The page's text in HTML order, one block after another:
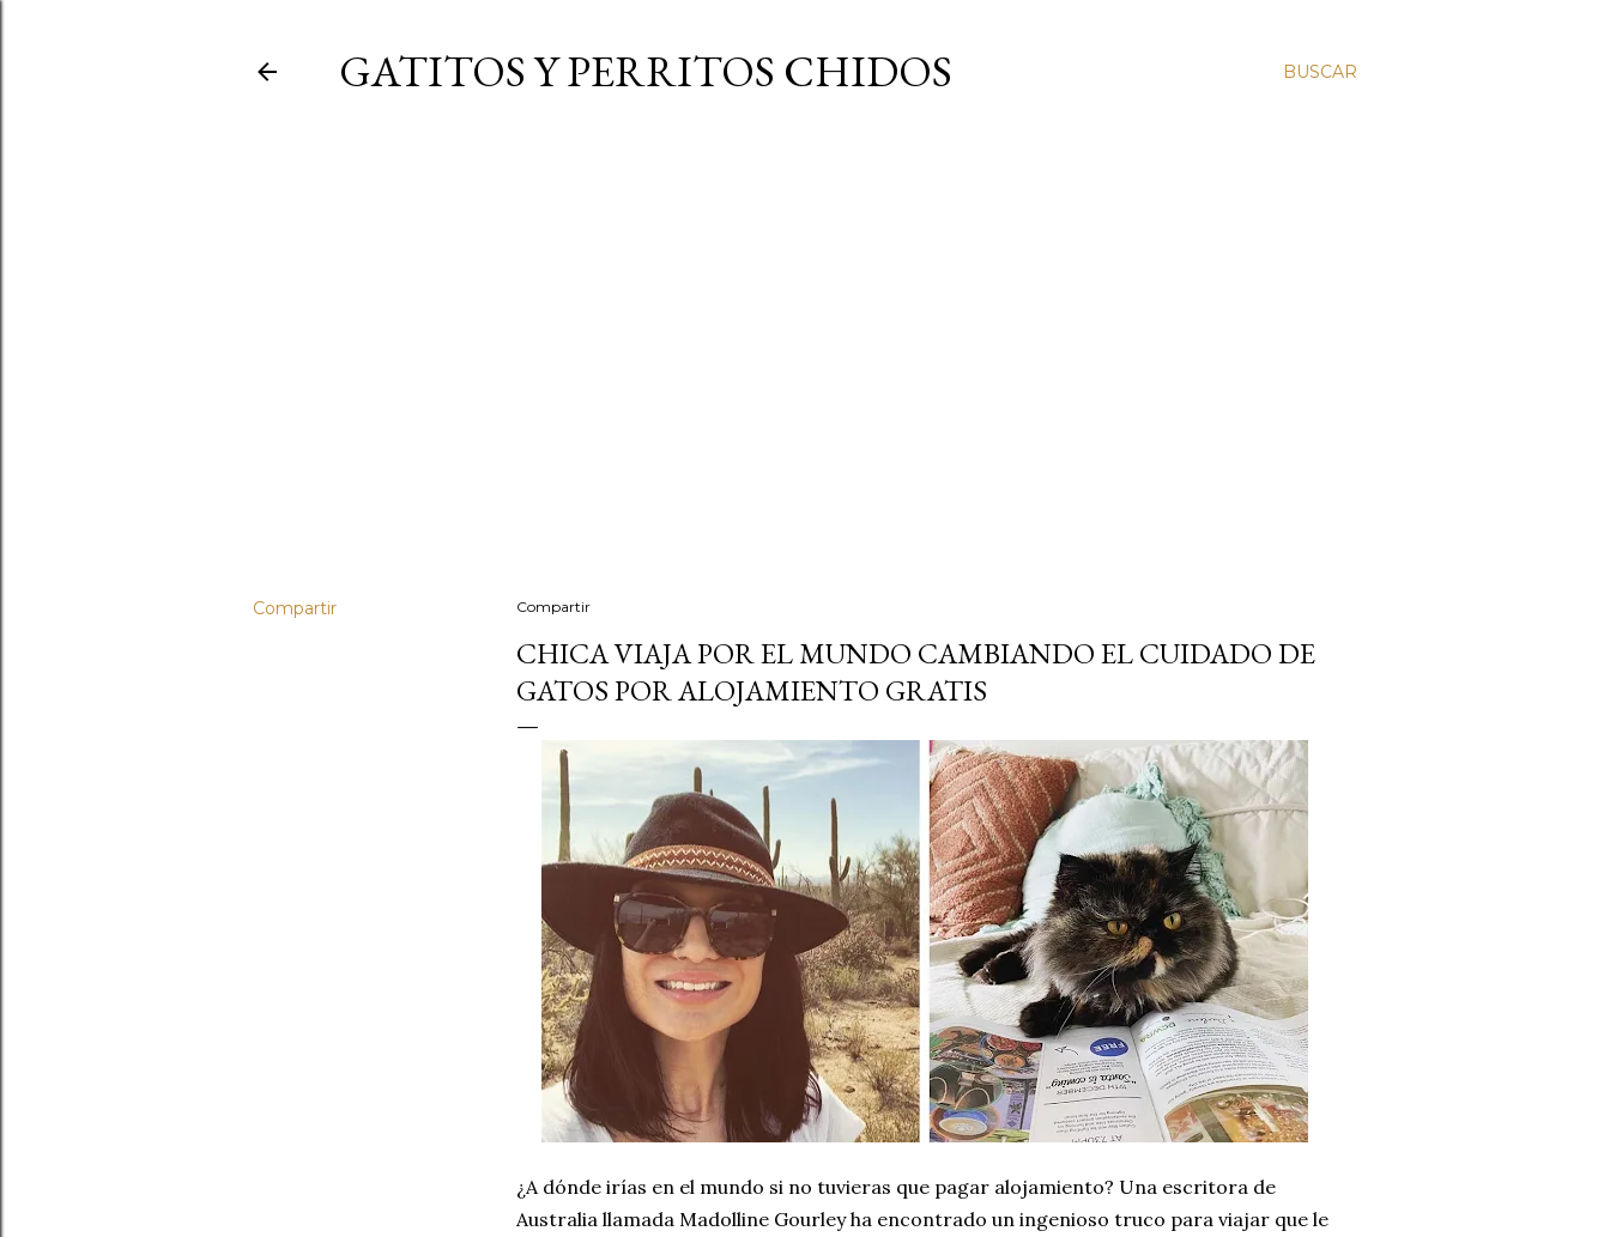
BUSCAR
GATITOS Y PERRITOS CHIDOS
Compartir Compartir
CHICA VIAJA POR EL MUNDO CAMBIANDO EL CUIDADO DE
GATOS POR ALOJAMIENTO GRATIS
¿A dónde irías en el mundo si no tuvieras que pagar alojamiento? Una escritora de
Australia llamada Madolline Gourley ha encontrado un ingenioso truco para viajar que le